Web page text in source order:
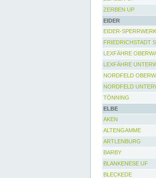
ZERBEN UP
EIDER
EIDER-
FRIEDRICHSTADT
LEXFÄHRE
LEXFÄHRE
NORDFELD
NORDFELD
TÖNNING
ELBE
AKEN
ALTENGAMME
ARTLENBURG
BARBY
BLANKENESE UF
BLECKEDE